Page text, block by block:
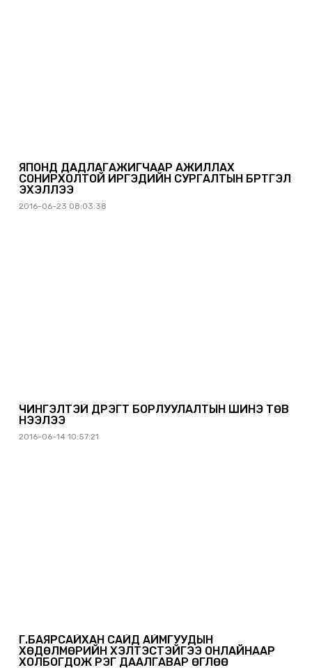
ЯПОНД ДАДЛАГАЖИГЧААР АЖИЛЛАХ
СОНИРХОЛТОЙ ИРГЭДИЙН СУРГАЛТЫН БҮРТГЭЛ
ЭХЭЛЛЭЭ
2016-06-23 08:03:38
ЧИНГЭЛТЭЙ ДҮҮРЭГТ БОРЛУУЛАЛТЫН ШИНЭ ТӨВ
НЭЭЛЭЭ
2016-06-14 10:57:21
Г.БАЯРСАЙХАН САЙД АЙМГУУДЫН
ХӨДӨЛМӨРИЙН ХЭЛТЭСТЭЙГЭЭ ОНЛАЙНААР
ХОЛБОГДОЖ ҮҮРЭГ ДААЛГАВАР ӨГЛӨӨ